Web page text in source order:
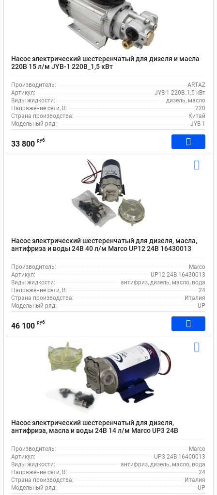
Насос электрический шестеренчатый для дизеля и масла
220В 15 л/м JYB-1 220В_1,5 кВт
Производитель:
ARTAZ
Артикул:
JYB-1 220В_1,5 кВт
Виды жидкости:
дизель, масло
Напряжение сети, В:
220
Страна производства:
Китай
Модельный ряд:
JYB-1
33 800 руб
Насос электрический шестеренчатый для дизеля, масла,
антифриза и воды 24В 40 л/м Marco UP12 24В 16430013
Производитель:
Marco
Артикул:
UP12 24В 16430013
Виды жидкости:
антифриз, дизель, масло, вода
Напряжение сети, В:
24
Страна производства:
Италия
Модельный ряд:
UP
46 100 руб
Насос электрический шестеренчатый для дизеля,
антифриза, масла и воды 24В 14 л/м Marco UP3 24В
16400013
Производитель:
Marco
Артикул:
UP3 24В 16400013
Виды жидкости:
антифриз, дизель, масло, вода
Напряжение сети, В:
24
Страна производства:
Италия
Модельный ряд:
UP